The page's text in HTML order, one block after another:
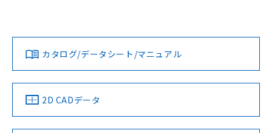
ダウンロードデータをご利用いただく前に、以下を必ずお読
みください。
ソフトウェアの使用条件
対応済み
中国 RoHS 注意事項・凡例
LR型式承認
（イギリス
船舶規格）
DNV型式承認
（ノルウェー
BV型式承認
（フランス
KR型式
（韓国
No No No No
カタログ/データシート/マニュアル
2D CADデータ